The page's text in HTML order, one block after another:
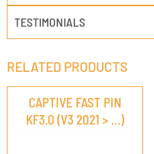
TESTIMONIALS
RELATED PRODUCTS
CAPTIVE FAST PIN
KF3.0 (V3 2021 > …)